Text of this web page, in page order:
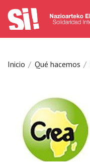
Inicio Qué hacemos